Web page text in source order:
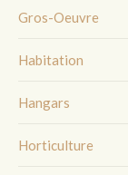
Gros-Oeuvre
Habitation
Hangars
Horticulture